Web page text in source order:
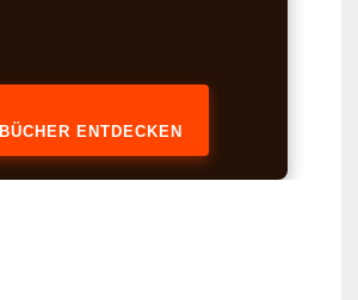
BÜCHER ENTDECKEN